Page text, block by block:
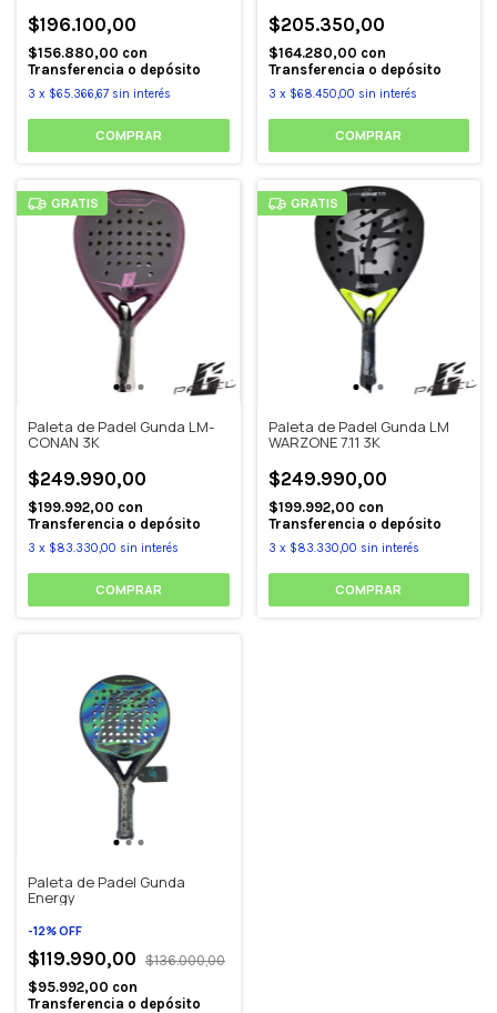
$196.100,00
$156.880,00 con
Transferencia o depósito
3 x $65.366,67 sin interés
$205.350,00
$164.280,00 con
Transferencia o depósito
3 x $68.450,00 sin interés
GRATIS
Paleta de Padel Gunda LM-
CONAN 3K
$249.990,00
$199.992,00 con
Transferencia o depósito
3 x $83.330,00 sin interés
GRATIS
Paleta de Padel Gunda LM
WARZONE 7.11 3K
$249.990,00
$199.992,00 con
Transferencia o depósito
3 x $83.330,00 sin interés
Paleta de Padel Gunda
Energy
-12%OFF
$119.990,00 $136.000,00
$95.992,00 con
Transferencia o depósito